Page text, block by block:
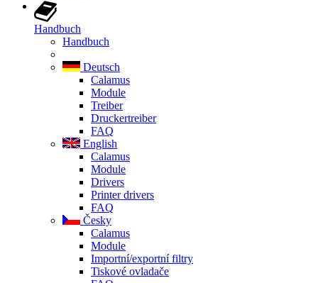
Handbuch
Handbuch
Deutsch
Calamus
Module
Treiber
Druckertreiber
FAQ
English
Calamus
Module
Drivers
Printer drivers
FAQ
Česky
Calamus
Module
Importní/exportní filtry
Tiskové ovladače